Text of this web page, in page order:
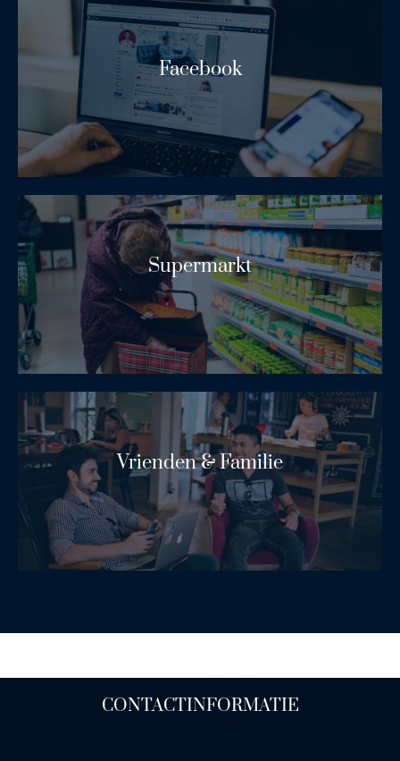
Facebook
Lees Meer
Supermarkt
Lees Meer
Vrienden & Familie
Lees Meer
CONTACTINFORMATIE